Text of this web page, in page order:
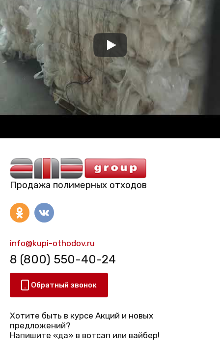
Продажа полимерных отходов
info@kupi-othodov.ru
8 (800) 550-40-24
Обратный звонок
Хотите быть в курсе Акций и новых
предложений?
Напишите «да» в вотсап или вайбер!